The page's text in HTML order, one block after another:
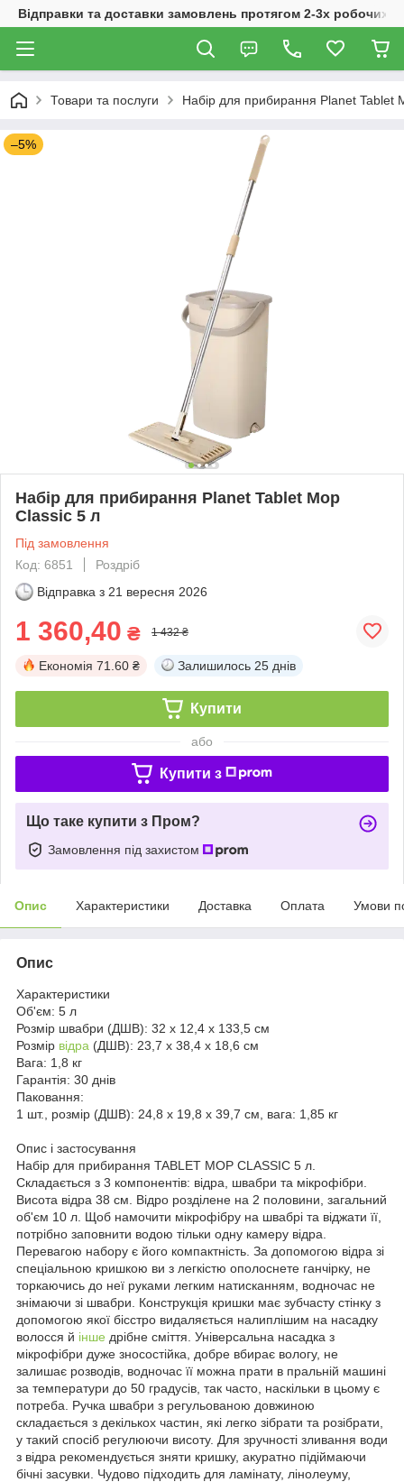
Відправки та доставки замовлень протягом 2-3х робочих
Товари та послуги Набір для прибирання Planet Tablet
–5%
Набір для прибирання Planet Tablet Mop
Classic 5 л
Під замовлення
Код: 6851
Роздріб
Відправка з 21 вересня 2026
1 360,40 ₴ 1 432 ₴
Економія 71.60 ₴ Залишилось 25 днів
Купити
або
Купити з
Що таке купити з Пром?
Замовлення під захистом
Опис Характеристики Доставка Оплата Умови
Опис
Характеристики
Об'єм: 5 л
Розмір швабри (ДШВ): 32 х 12,4 х 133,5 см
Розмір відра (ДШВ): 23,7 х 38,4 х 18,6 см
Вага: 1,8 кг
Гарантія: 30 днів
Паковання:
1 шт., розмір (ДШВ): 24,8 х 19,8 х 39,7 см, вага: 1,85 кг
Опис і застосування
Набір для прибирання TABLET MOP CLASSIC 5 л.
Складається з 3 компонентів: відра, швабри та мікрофібри.
Висота відра 38 см. Відро розділене на 2 половини, загальний
об'єм 10 л. Щоб намочити мікрофібру на швабрі та віджати її,
потрібно заповнити водою тільки одну камеру відра.
Перевагою набору є його компактність. За допомогою відра зі
спеціальною кришкою ви з легкістю ополоснете ганчірку, не
торкаючись до неї руками легким натисканням, водночас не
знімаючи зі швабри. Конструкція кришки має зубчасту стінку з
допомогою якої бісстро видаляється налиплішим на насадку
волосся й інше дрібне сміття. Універсальна насадка з
мікрофібри дуже зносостійка, добре вбирає вологу, не
залишає розводів, водночас її можна прати в пральній машині
за температури до 50 градусів, так часто, наскільки в цьому є
потреба. Ручка швабри з регульованою довжиною
складається з декількох частин, які легко зібрати та розібрати,
у такий спосіб регулюючи висоту. Для зручності зливання води
з відра рекомендується зняти кришку, акуратно підіймаючи
бічні засувки. Чудово підходить для ламінату, лінолеуму,